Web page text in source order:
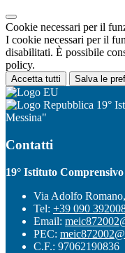
Cookie necessari per il
I cookie necessari per il
disabilitati. È possibile
policy.
Accetta tutti Salva le
19°
Messina"
Contatti
19° Istituto
Via Adolfo
Tel: +39 090
Email:
PEC:
C.F.: 97062190836